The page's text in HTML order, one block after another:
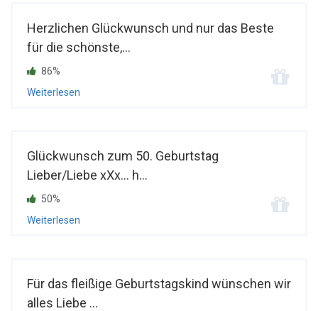
Herzlichen Glückwunsch und nur das Beste
für die schönste,...
86%
Weiterlesen
Glückwunsch zum 50. Geburtstag
Lieber/Liebe xXx... h...
50%
Weiterlesen
Für das fleißige Geburtstagskind wünschen wir
alles Liebe ...